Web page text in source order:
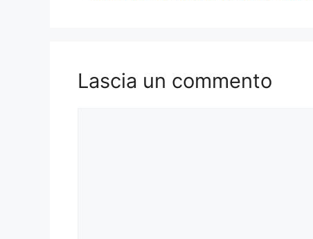
Lascia un commento